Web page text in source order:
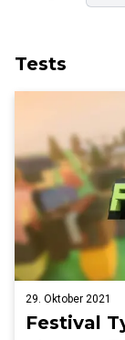
Tests
29. Oktober 2021
Festival